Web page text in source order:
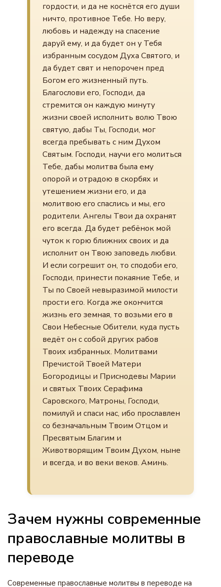
гордости, и да не коснётся его души
ничто, противное Тебе. Но веру,
любовь и надежду на спасение
даруй ему, и да будет он у Тебя
избранным сосудом Духа Святого, и
да будет свят и непорочен пред
Богом его жизненный путь.
Благослови его, Господи, да
стремится он каждую минуту
жизни своей исполнить волю Твою
святую, дабы Ты, Господи, мог
всегда пребывать с ним Духом
Святым. Господи, научи его молиться
Тебе, дабы молитва была ему
опорой и отрадою в скорбях и
утешением жизни его, и да
молитвою его спаслись и мы, его
родители. Ангелы Твои да охранят
его всегда. Да будет ребёнок мой
чуток к горю ближних своих и да
исполнит он Твою заповедь любви.
И если согрешит он, то сподоби его,
Господи, принести покаяние Тебе, и
Ты по Своей невыразимой милости
прости его. Когда же окончится
жизнь его земная, то возьми его в
Свои Небесные Обители, куда пусть
ведёт он с собой других рабов
Твоих избранных. Молитвами
Пречистой Твоей Матери
Богородицы и Приснодевы Марии
и святых Твоих Серафима
Саровского, Матроны, Господи,
помилуй и спаси нас, ибо прославлен
со безначальным Твоим Отцом и
Пресвятым Благим и
Животворящим Твоим Духом, ныне
и всегда, и во веки веков. Аминь.
Зачем нужны современные
православные молитвы в
переводе
Современные православные молитвы в переводе на